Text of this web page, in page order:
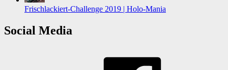
Frischlackiert-Challenge 2019 | Holo-Mania
Social Media